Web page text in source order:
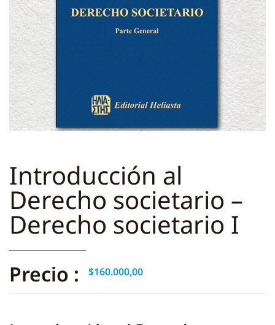
Introducción al
Derecho societario –
Derecho societario I
Precio : $160.000,00